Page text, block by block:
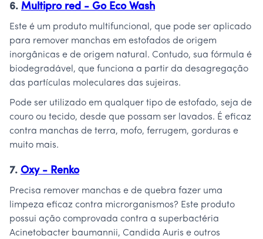
6. Multipro red - Go Eco Wash
Este é um produto multifuncional, que pode ser aplicado
para remover manchas em estofados de origem
inorgânicas e de origem natural. Contudo, sua fórmula é
biodegradável, que funciona a partir da desagregação
das partículas moleculares das sujeiras.
Pode ser utilizado em qualquer tipo de estofado, seja de
couro ou tecido, desde que possam ser lavados. É eficaz
contra manchas de terra, mofo, ferrugem, gorduras e
muito mais.
7. Oxy - Renko
Precisa remover manchas e de quebra fazer uma
limpeza eficaz contra microrganismos? Este produto
possui ação comprovada contra a superbactéria
Acinetobacter baumannii, Candida Auris e outros